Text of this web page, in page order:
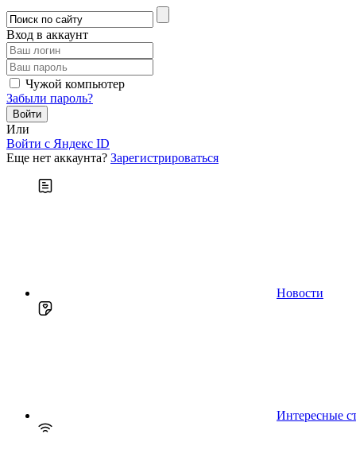
Вход в аккаунт
Чужой компьютер
Забыли пароль?
Или
Войти c Яндекс ID
Еще нет аккаунта? Зарегистрироваться
Новости
Интересные